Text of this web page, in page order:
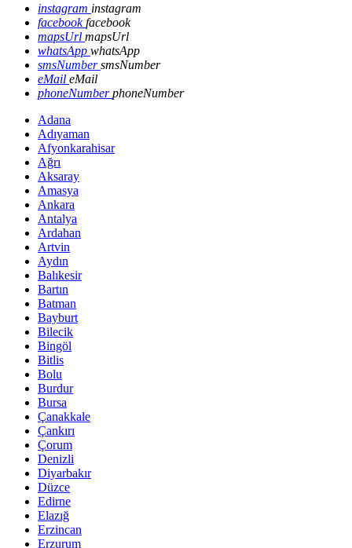
instagram instagram
facebookfacebook
mapsUrl mapsUrl
whatsApp whatsApp
smsNumbersmsNumber
eMail eMail
phoneNumberphoneNumber
Adana
Adıyaman
Afyonkarahisar
Ağrı
Aksaray
Amasya
Ankara
Antalya
Ardahan
Artvin
Aydın
Balıkesir
Bartın
Batman
Bayburt
Bilecik
Bingöl
Bitlis
Bolu
Burdur
Bursa
Çanakkale
Çankırı
Çorum
Denizli
Diyarbakır
Düzce
Edirne
Elazığ
Erzincan
Erzurum